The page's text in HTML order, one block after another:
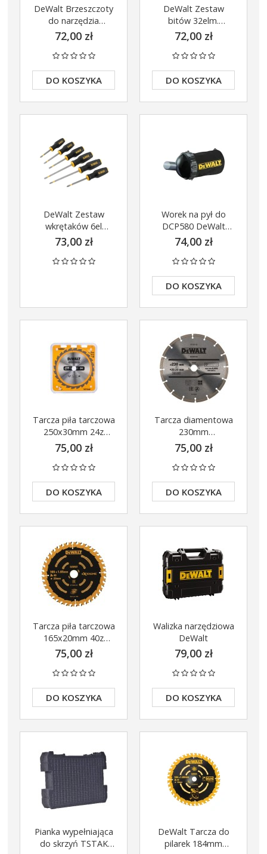
DeWalt Brzeszczoty
do narzędzia
wielofynkcyjengo
x3szt DT20760
72,00 zł
DO KOSZYKA
DeWalt Zestaw
bitów 32elm.
IMPACT TORISON
DT70523T
72,00 zł
DO KOSZYKA
DeWalt Zestaw
wkrętaków 6el
FULLFIT DWHT0-
62056
73,00 zł
Worek na pył do
DCP580 DeWalt
DWV9390-XJ
74,00 zł
DO KOSZYKA
Tarcza piła tarczowa
250x30mm 24z
DT1956
75,00 zł
DO KOSZYKA
Tarcza diamentowa
230mm
segmentowa
DeWalt DT3731
75,00 zł
DO KOSZYKA
Tarcza piła tarczowa
165x20mm 40z
DeWalt DT10640
75,00 zł
DO KOSZYKA
Walizka narzędziowa
DeWalt
79,00 zł
DO KOSZYKA
Pianka wypełniająca
do skrzyń TSTAK
DeWalt Tarcza do
pilarek 184mm